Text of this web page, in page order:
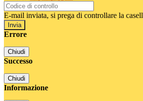
E-mail inviata, si prega di controllare la
Errore
Chiudi
Successo
Chiudi
Informazione